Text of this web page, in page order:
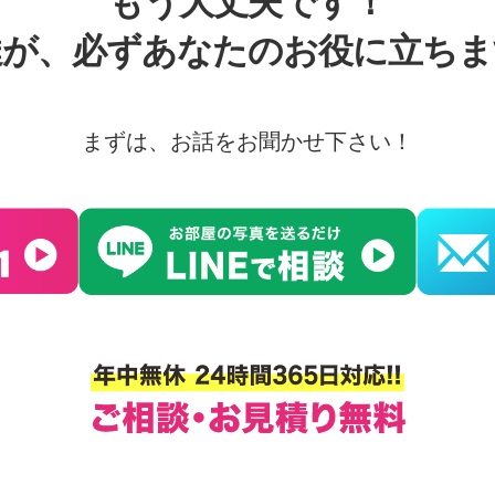
、必ずあなたのお役に立ち
まずは、お話をお聞かせ下さい！